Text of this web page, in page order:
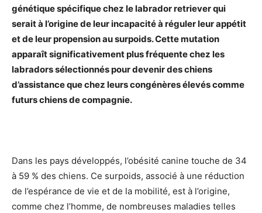
génétiquespécifiquechez le labrador retriever qui
serait à l’origine de leur incapacité à réguler leur appétit
et de leur propension au surpoids.Cettemutation
apparaît significativement plus fréquente chez les
labradors sélectionnés pour devenir des chiens
d’assistance que chez leurs congénères élevés comme
futurs chiens de compagnie.
Dans les pays développés, l’obésité canine touche de 34
à 59 % des chiens. Ce surpoids, associé à une réduction
de l’espérance de vie et de la mobilité, est à l’origine,
comme chez l’homme, de nombreuses maladies telles